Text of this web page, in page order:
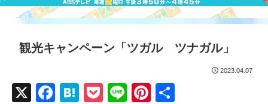
観光キャンペーン「ツガル ツナガル」
2023.04.07
X
F
H
P
Li
Pi